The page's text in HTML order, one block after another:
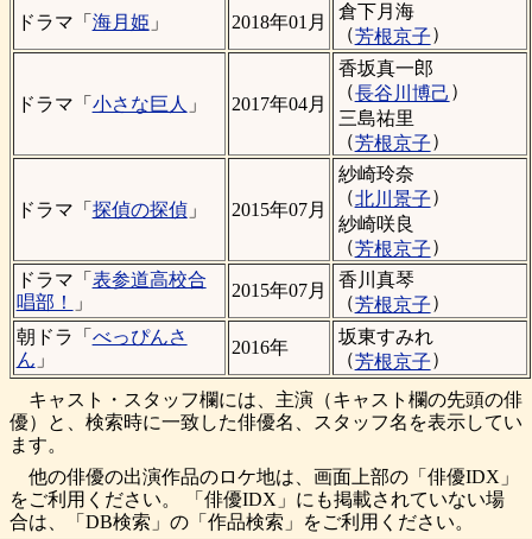
ドラマ「 海月姫 」 2018年01月
倉下月海
（芳根京子）
ドラマ「 小さな巨人 」 2017年04月
香坂真一郎
（長谷川博己 ）
三島祐里
（芳根京子）
ドラマ「 探偵の探偵」 2015年07月
紗崎玲奈
（北川景子）
紗崎咲良
（芳根京子）
ドラマ「 表参道高校合
唱部！
」
2015年07月
香川真琴
（芳根京子）
朝ドラ「 べっぴんさ
ん 」
2016年
坂東すみれ
（芳根京子）
キャスト・スタッフ欄には、主演（キャスト欄の先頭の俳
優）と、検索時に一致した俳優名、スタッフ名を表示してい
ます。
他の俳優の出演作品のロケ地は、画面上部の「俳優IDX」
をご利用ください。 「俳優IDX」にも掲載されていない場
合は、「DB検索」の「作品検索」をご利用ください。